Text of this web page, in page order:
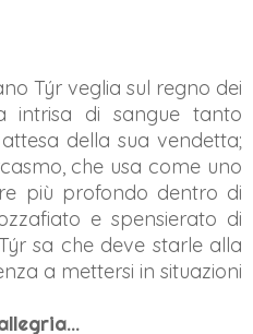
Týr veglia sul regno dei
intrisa di sangue tanto
della sua vendetta;
che usa come uno
più profondo dentro di
e spensierato di
sa che deve starle alla
a mettersi in situazioni